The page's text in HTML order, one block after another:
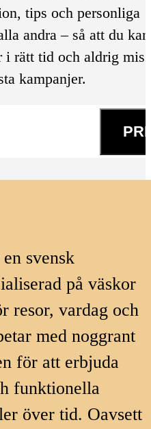
tips och personliga
andra – så att du kan
i rätt tid och aldrig
kampanjer.
svensk
på väskor
resor, vardag och
med noggrant
för att erbjuda
funktionella
över tid. Oavsett